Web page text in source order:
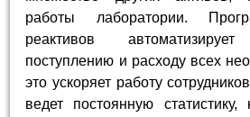
работы лаборатории.
реактивов
поступлению и расходу всех
это ускоряет работу
ведет постоянную статистику,